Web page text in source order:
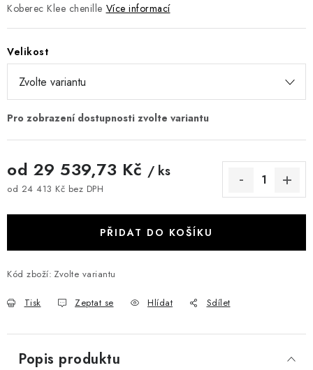
Koberec Klee chenille Více informací
Velikost
od 29 539,73 Kč / ks
od 24 413 Kč bez DPH
PŘIDAT DO KOŠÍKU
Kód zboží: Zvolte variantu
Tisk Zeptat se Hlídat Sdílet
Popis produktu